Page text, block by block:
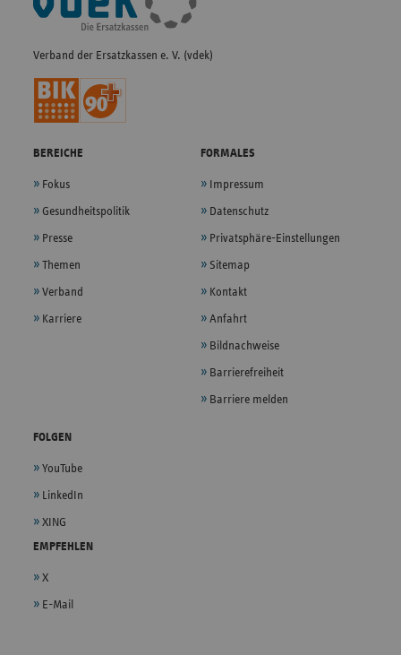
Navigation
Verband der Ersatzkassen e. V. (vdek)
BEREICHE
Fokus
Gesundheitspolitik
Presse
Themen
Verband
Karriere
FORMALES
Impressum
Datenschutz
Privatsphäre-Einstellungen
Sitemap
Kontakt
Anfahrt
Bildnachweise
Barrierefreiheit
Barriere melden
FOLGEN
YouTube
LinkedIn
XING
EMPFEHLEN
X
E-Mail